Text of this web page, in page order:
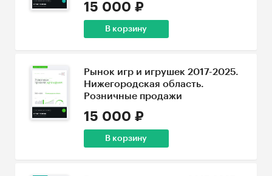
15 000 ₽
В корзину
Рынок игр и игрушек 2017-2025.
Нижегородская область.
Розничные продажи
15 000 ₽
В корзину